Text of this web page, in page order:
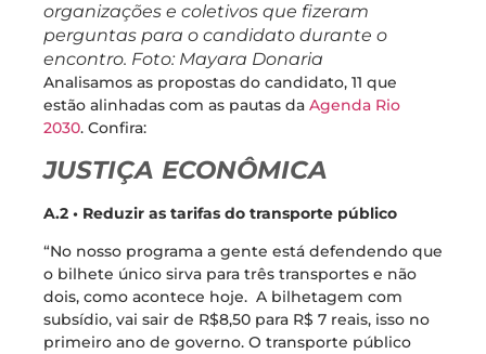
organizações e coletivos que fizeram
perguntas para o candidato durante o
encontro. Foto: Mayara Donaria
Analisamos as propostas do candidato, 11 que
estão alinhadas com as pautas da Agenda Rio
2030. Confira:
JUSTIÇA ECONÔMICA
A.2 • Reduzir as tarifas do transporte público
“No nosso programa a gente está defendendo que
o bilhete único sirva para três transportes e não
dois, como acontece hoje. A bilhetagem com
subsídio, vai sair de R$8,50 para R$ 7 reais, isso no
primeiro ano de governo. O transporte público